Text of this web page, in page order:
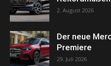
2. August 2026
Der neue
Premiere
29. Juli 2026